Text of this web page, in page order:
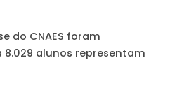
do CNAES foram
alunos representam